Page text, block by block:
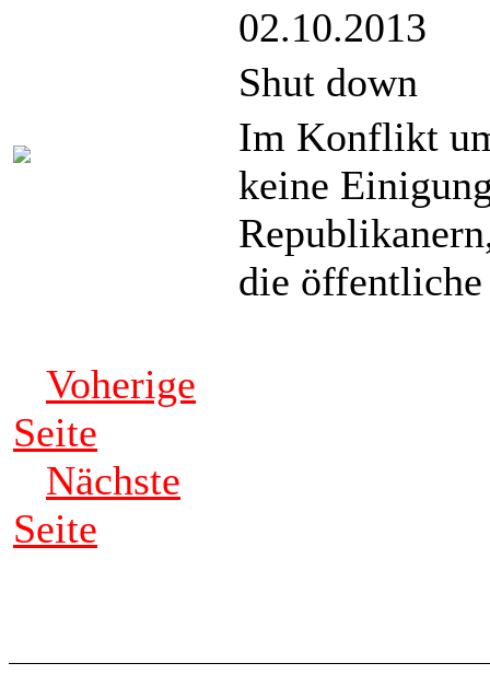
02.10.2013
Shut down
Im Konflikt
keine
die
Voherige
Seite
Nächste
Seite